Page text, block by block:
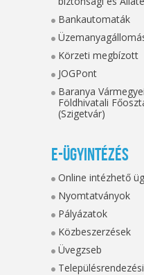
Bankautomaták
Körzeti megbízott
JOGPont
Baranya
Földhivatali
(Szigetvár)
E-ügyintézés
Online intézhető
Nyomtatványok
Pályázatok
Közbeszerzések
Üvegzseb